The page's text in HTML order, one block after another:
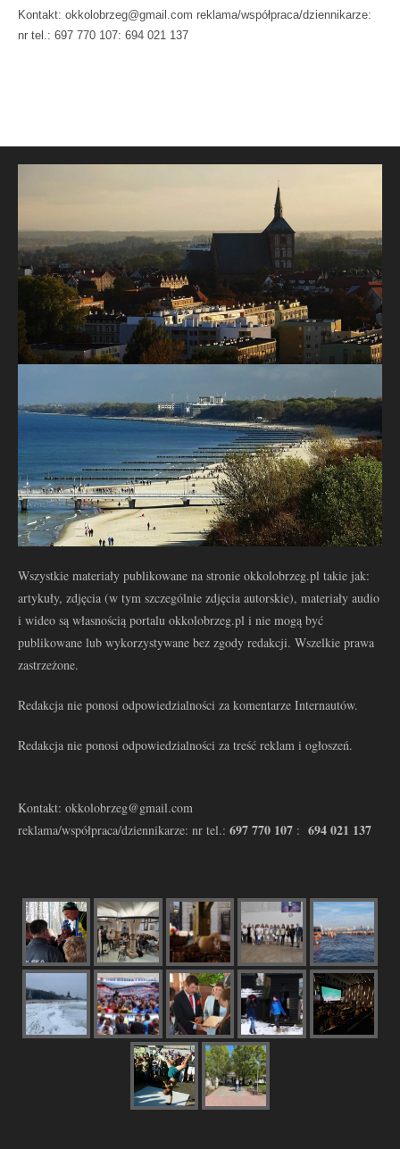
Kontakt: okkolobrzeg@gmail.com reklama/współpraca/dziennikarze:
nr tel.: 697 770 107: 694 021 137
Wszystkie materiały publikowane na stronie okkolobrzeg.pl takie jak:
artykuły, zdjęcia (w tym szczególnie zdjęcia autorskie), materiały audio
i wideo są własnością portalu okkolobrzeg.pl i nie mogą być
publikowane lub wykorzystywane bez zgody redakcji. Wszelkie prawa
zastrzeżone.
Redakcja nie ponosi odpowiedzialności za komentarze Internautów.
Redakcja nie ponosi odpowiedzialności za treść reklam i ogłoszeń.
Kontakt: okkolobrzeg@gmail.com
reklama/współpraca/dziennikarze: nr tel.: 697 770 107 : 694 021 137